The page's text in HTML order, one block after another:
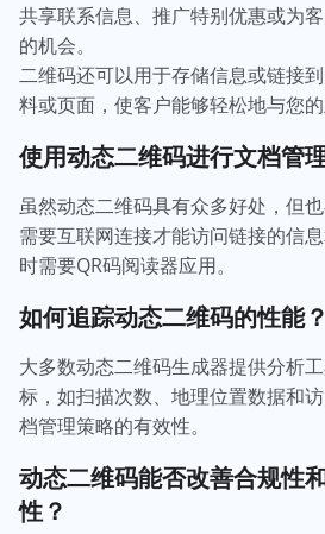
共享联系信息、推广特别优惠或为
的机会。
二维码还可以用于存储信息或链接
料或页面，使客户能够轻松地与您的
使用动态二维码进行文档管
虽然动态二维码具有众多好处，但
需要互联网连接才能访问链接的信
时需要QR码阅读器应用。
如何追踪动态二维码的性能？
大多数动态二维码生成器提供分析
标，如扫描次数、地理位置数据和
档管理策略的有效性。
动态二维码能否改善合规性
性？